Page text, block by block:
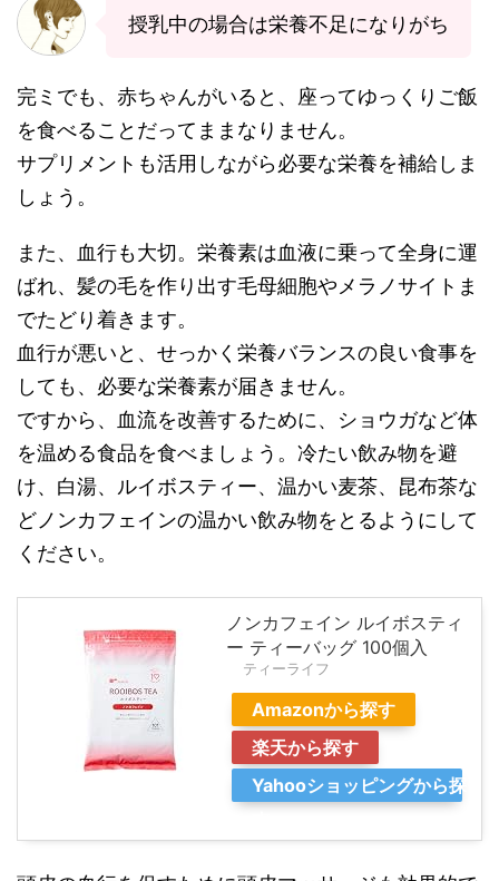
授乳中の場合は栄養不足になりがち
完ミでも、赤ちゃんがいると、座ってゆっくりご飯
を食べることだってままなりません。
サプリメントも活用しながら必要な栄養を補給しま
しょう。
また、血行も大切。栄養素は血液に乗って全身に運
ばれ、髪の毛を作り出す毛母細胞やメラノサイトま
でたどり着きます。
血行が悪いと、せっかく栄養バランスの良い食事を
しても、必要な栄養素が届きません。
ですから、血流を改善するために、ショウガなど体
を温める食品を食べましょう。冷たい飲み物を避
け、白湯、ルイボスティー、温かい麦茶、昆布茶な
どノンカフェインの温かい飲み物をとるようにして
ください。
ノンカフェイン ルイボスティ
ー ティーバッグ 100個入
ティーライフ
Amazonから探す
楽天から探す
Yahooショッピングから探